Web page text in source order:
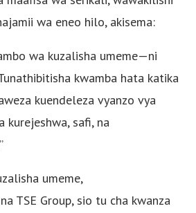
wa eneo hilo, akisema:
wa kuzalisha umeme—ni
kwamba hata katika
kuendeleza vyanzo vya
kurejeshwa, safi, na
umeme,
TSE Group, sio tu cha kwanza